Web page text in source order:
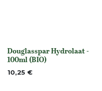
None
Douglasspar Hydrolaat -
100ml (BIO)
10,25 €